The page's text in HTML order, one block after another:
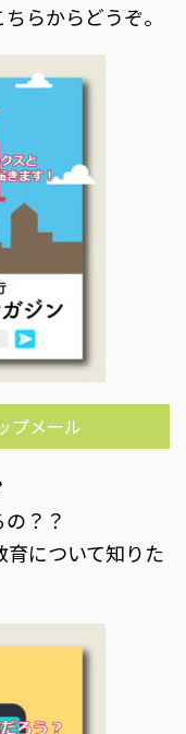
らからどうぞ。
プメール
？？
について知りた